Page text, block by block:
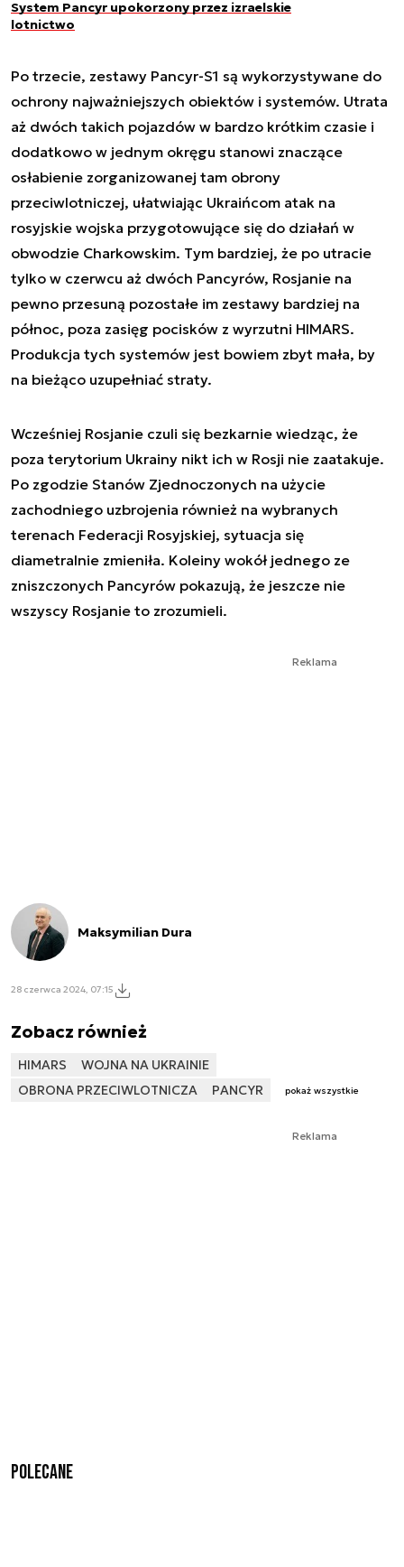
System Pancyr upokorzony przez izraelskie
lotnictwo
Po trzecie, zestawy Pancyr-S1 są wykorzystywane do
ochrony najważniejszych obiektów i systemów. Utrata
aż dwóch takich pojazdów w bardzo krótkim czasie i
dodatkowo w jednym okręgu stanowi znaczące
osłabienie zorganizowanej tam obrony
przeciwlotniczej, ułatwiając Ukraińcom atak na
rosyjskie wojska przygotowujące się do działań w
obwodzie Charkowskim. Tym bardziej, że po utracie
tylko w czerwcu aż dwóch Pancyrów, Rosjanie na
pewno przesuną pozostałe im zestawy bardziej na
północ, poza zasięg pocisków z wyrzutni HIMARS.
Produkcja tych systemów jest bowiem zbyt mała, by
na bieżąco uzupełniać straty.
Wcześniej Rosjanie czuli się bezkarnie wiedząc, że
poza terytorium Ukrainy nikt ich w Rosji nie zaatakuje.
Po zgodzie Stanów Zjednoczonych na użycie
zachodniego uzbrojenia również na wybranych
terenach Federacji Rosyjskiej, sytuacja się
diametralnie zmieniła. Koleiny wokół jednego ze
zniszczonych Pancyrów pokazują, że jeszcze nie
wszyscy Rosjanie to zrozumieli.
Reklama
Maksymilian Dura
28 czerwca 2024, 07:15
Zobacz również
HIMARS
WOJNA NA UKRAINIE
OBRONA PRZECIWLOTNICZA
PANCYR pokaż wszystkie
Reklama
Polecane